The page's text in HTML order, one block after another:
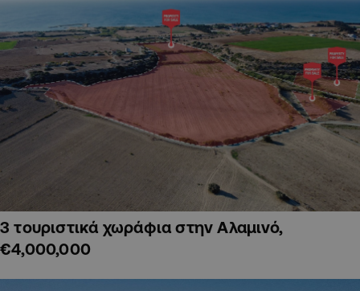
3 τουριστικά χωράφια στην Αλαμινό,
€4,000,000